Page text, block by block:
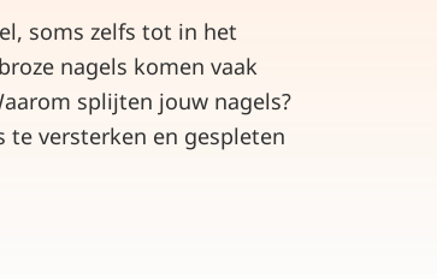
soms zelfs tot in het
nagels komen vaak
splijten jouw nagels?
te versterken en gespleten